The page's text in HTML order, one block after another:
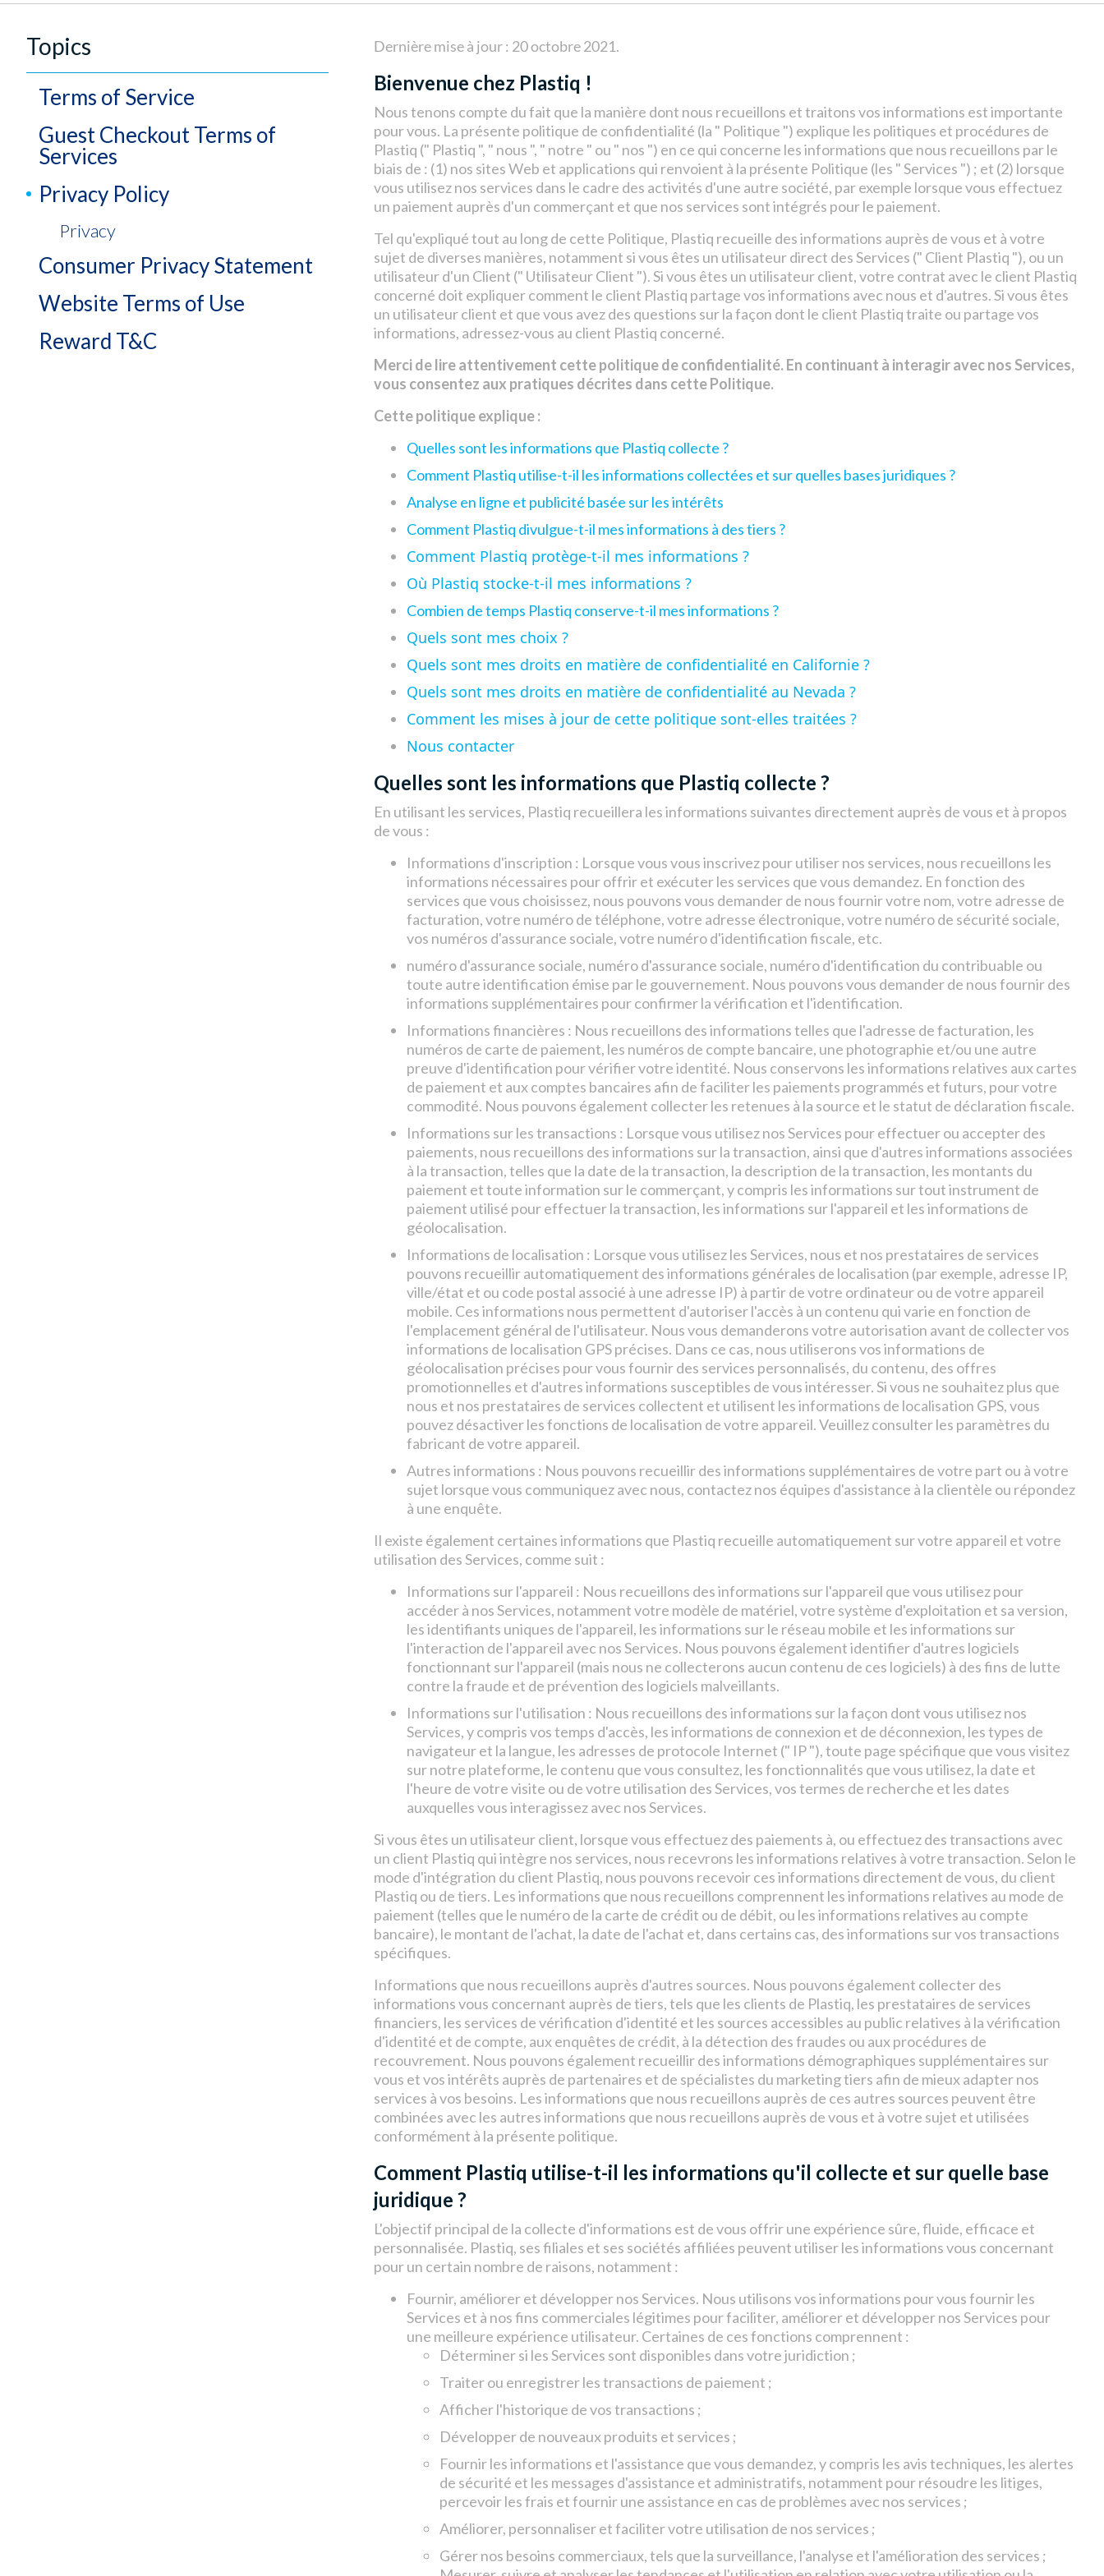
Topics
Terms of Service
Introduction
Plastiq Account
Plastiq Pay
Plastiq Accept
Account Activities
Other General Terms
Guest Checkout Terms of
Services
Guest Checkout Terms of Services
Privacy Policy
Privacy
Consumer Privacy Statement
Consumer Privacy
Website Terms of Use
Website Terms of Use
Reward T&C
Dernière mise à jour : 20 octobre 2021.
Bienvenue chez Plastiq !
Nous tenons compte du fait que la manière dont nous recueillons et traitons vos informations est importante
pour vous. La présente politique de confidentialité (la " Politique ") explique les politiques et procédures de
Plastiq (" Plastiq ", " nous ", " notre " ou " nos ") en ce qui concerne les informations que nous recueillons par le
biais de : (1) nos sites Web et applications qui renvoient à la présente Politique (les " Services ") ; et (2) lorsque
vous utilisez nos services dans le cadre des activités d'une autre société, par exemple lorsque vous effectuez
un paiement auprès d'un commerçant et que nos services sont intégrés pour le paiement.
Tel qu'expliqué tout au long de cette Politique, Plastiq recueille des informations auprès de vous et à votre
sujet de diverses manières, notamment si vous êtes un utilisateur direct des Services (" Client Plastiq "), ou un
utilisateur d'un Client (" Utilisateur Client "). Si vous êtes un utilisateur client, votre contrat avec le client Plastiq
concerné doit expliquer comment le client Plastiq partage vos informations avec nous et d'autres. Si vous êtes
un utilisateur client et que vous avez des questions sur la façon dont le client Plastiq traite ou partage vos
informations, adressez-vous au client Plastiq concerné.
Merci de lire attentivement cette politique de confidentialité. En continuant à interagir avec nos Services,
vous consentez aux pratiques décrites dans cette Politique.
Cette politique explique:
Quelles sont les informations que Plastiq collecte ?
Comment Plastiq utilise-t-il les informations collectées et sur quelles bases juridiques ?
Analyse en ligne et publicité basée sur les intérêts
Comment Plastiq divulgue-t-il mes informations à des tiers ?
Comment Plastiq protège-t-il mes informations?
Où Plastiq stocke-t-il mes informations ?
Combien de temps Plastiq conserve-t-il mes informations ?
Quels sont mes choix ?
Quels sont mes droits en matière de confidentialité en Californie ?
Quels sont mes droits en matière de confidentialité au Nevada ?
Comment les mises à jour de cette politique sont-elles traitées ?
Nous contacter
Quelles sont les informations que Plastiq collecte ?
En utilisant les services, Plastiq recueillera les informations suivantes directement auprès de vous et à propos
de vous :
Informations d'inscription : Lorsque vous vous inscrivez pour utiliser nos services, nous recueillons les
informations nécessaires pour offrir et exécuter les services que vous demandez. En fonction des
services que vous choisissez, nous pouvons vous demander de nous fournir votre nom, votre adresse de
facturation, votre numéro de téléphone, votre adresse électronique, votre numéro de sécurité sociale,
vos numéros d'assurance sociale, votre numéro d'identification fiscale, etc.
numéro d'assurance sociale, numéro d'assurance sociale, numéro d'identification du contribuable ou
toute autre identification émise par le gouvernement. Nous pouvons vous demander de nous fournir des
informations supplémentaires pour confirmer la vérification et l'identification.
Informations financières : Nous recueillons des informations telles que l'adresse de facturation, les
numéros de carte de paiement, les numéros de compte bancaire, une photographie et/ou une autre
preuve d'identification pour vérifier votre identité. Nous conservons les informations relatives aux cartes
de paiement et aux comptes bancaires afin de faciliter les paiements programmés et futurs, pour votre
commodité. Nous pouvons également collecter les retenues à la source et le statut de déclaration fiscale.
Informations sur les transactions : Lorsque vous utilisez nos Services pour effectuer ou accepter des
paiements, nous recueillons des informations sur la transaction, ainsi que d'autres informations associées
à la transaction, telles que la date de la transaction, la description de la transaction, les montants du
paiement et toute information sur le commerçant, y compris les informations sur tout instrument de
paiement utilisé pour effectuer la transaction, les informations sur l'appareil et les informations de
géolocalisation.
Informations de localisation : Lorsque vous utilisez les Services, nous et nos prestataires de services
pouvons recueillir automatiquement des informations générales de localisation (par exemple, adresse IP,
ville/état et ou code postal associé à une adresse IP) à partir de votre ordinateur ou de votre appareil
mobile. Ces informations nous permettent d'autoriser l'accès à un contenu qui varie en fonction de
l'emplacement général de l'utilisateur. Nous vous demanderons votre autorisation avant de collecter vos
informations de localisation GPS précises. Dans ce cas, nous utiliserons vos informations de
géolocalisation précises pour vous fournir des services personnalisés, du contenu, des offres
promotionnelles et d'autres informations susceptibles de vous intéresser. Si vous ne souhaitez plus que
nous et nos prestataires de services collectent et utilisent les informations de localisation GPS, vous
pouvez désactiver les fonctions de localisation de votre appareil. Veuillez consulter les paramètres du
fabricant de votre appareil.
Autres informations : Nous pouvons recueillir des informations supplémentaires de votre part ou à votre
sujet lorsque vous communiquez avec nous, contactez nos équipes d'assistance à la clientèle ou répondez
à une enquête.
Il existe également certaines informations que Plastiq recueille automatiquement sur votre appareil et votre
utilisation des Services, comme suit :
Informations sur l'appareil : Nous recueillons des informations sur l'appareil que vous utilisez pour
accéder à nos Services, notamment votre modèle de matériel, votre système d'exploitation et sa version,
les identifiants uniques de l'appareil, les informations sur le réseau mobile et les informations sur
l'interaction de l'appareil avec nos Services. Nous pouvons également identifier d'autres logiciels
fonctionnant sur l'appareil (mais nous ne collecterons aucun contenu de ces logiciels) à des fins de lutte
contre la fraude et de prévention des logiciels malveillants.
Informations sur l'utilisation : Nous recueillons des informations sur la façon dont vous utilisez nos
Services, y compris vos temps d'accès, les informations de connexion et de déconnexion, les types de
navigateur et la langue, les adresses de protocole Internet (" IP "), toute page spécifique que vous visitez
sur notre plateforme, le contenu que vous consultez, les fonctionnalités que vous utilisez, la date et
l'heure de votre visite ou de votre utilisation des Services, vos termes de recherche et les dates
auxquelles vous interagissez avec nos Services.
Si vous êtes un utilisateur client, lorsque vous effectuez des paiements à, ou effectuez des transactions avec
un client Plastiq qui intègre nos services, nous recevrons les informations relatives à votre transaction. Selon le
mode d'intégration du client Plastiq, nous pouvons recevoir ces informations directement de vous, du client
Plastiq ou de tiers. Les informations que nous recueillons comprennent les informations relatives au mode de
paiement (telles que le numéro de la carte de crédit ou de débit, ou les informations relatives au compte
bancaire), le montant de l'achat, la date de l'achat et, dans certains cas, des informations sur vos transactions
spécifiques.
Informations que nous recueillons auprès d'autres sources. Nous pouvons également collecter des
informations vous concernant auprès de tiers, tels que les clients de Plastiq, les prestataires de services
financiers, les services de vérification d'identité et les sources accessibles au public relatives à la vérification
d'identité et de compte, aux enquêtes de crédit, à la détection des fraudes ou aux procédures de
recouvrement. Nous pouvons également recueillir des informations démographiques supplémentaires sur
vous et vos intérêts auprès de partenaires et de spécialistes du marketing tiers afin de mieux adapter nos
services à vos besoins. Les informations que nous recueillons auprès de ces autres sources peuvent être
combinées avec les autres informations que nous recueillons auprès de vous et à votre sujet et utilisées
conformément à la présente politique.
Comment Plastiq utilise-t-il les informations qu'il collecte et sur quelle base
juridique ?
L'objectif principal de la collecte d'informations est de vous offrir une expérience sûre, fluide, efficace et
personnalisée. Plastiq, ses filiales et ses sociétés affiliées peuvent utiliser les informations vous concernant
pour un certain nombre de raisons, notamment :
Fournir, améliorer et développer nos Services. Nous utilisons vos informations pour vous fournir les
Services et à nos fins commerciales légitimes pour faciliter, améliorer et développer nos Services pour
une meilleure expérience utilisateur. Certaines de ces fonctions comprennent :
Déterminer si les Services sont disponibles dans votre juridiction ;
Traiter ou enregistrer les transactions de paiement ;
Afficher l'historique de vos transactions ;
Développer de nouveaux produits et services ;
Fournir les informations et l'assistance que vous demandez, y compris les avis techniques, les alertes
de sécurité et les messages d'assistance et administratifs, notamment pour résoudre les litiges,
percevoir les frais et fournir une assistance en cas de problèmes avec nos services ;
Améliorer, personnaliser et faciliter votre utilisation de nos services ;
Gérer nos besoins commerciaux, tels que la surveillance, l'analyse et l'amélioration des services ;